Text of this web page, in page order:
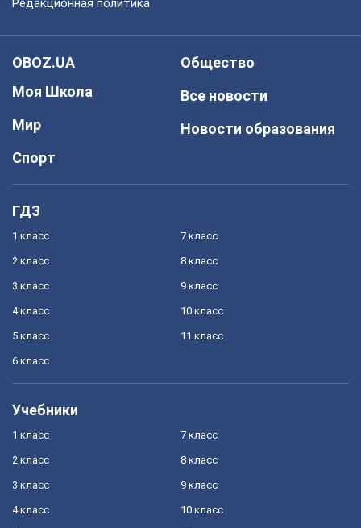
Редакционная политика
OBOZ.UA
Моя Школа
Мир
Спорт
Общество
Все новости
Новости образования
ГДЗ
1 класс
2 класс
3 класс
4 класс
5 класс
6 класс
7 класс
8 класс
9 класс
10 класс
11 класс
Учебники
1 класс
2 класс
3 класс
4 класс
7 класс
8 класс
9 класс
10 класс